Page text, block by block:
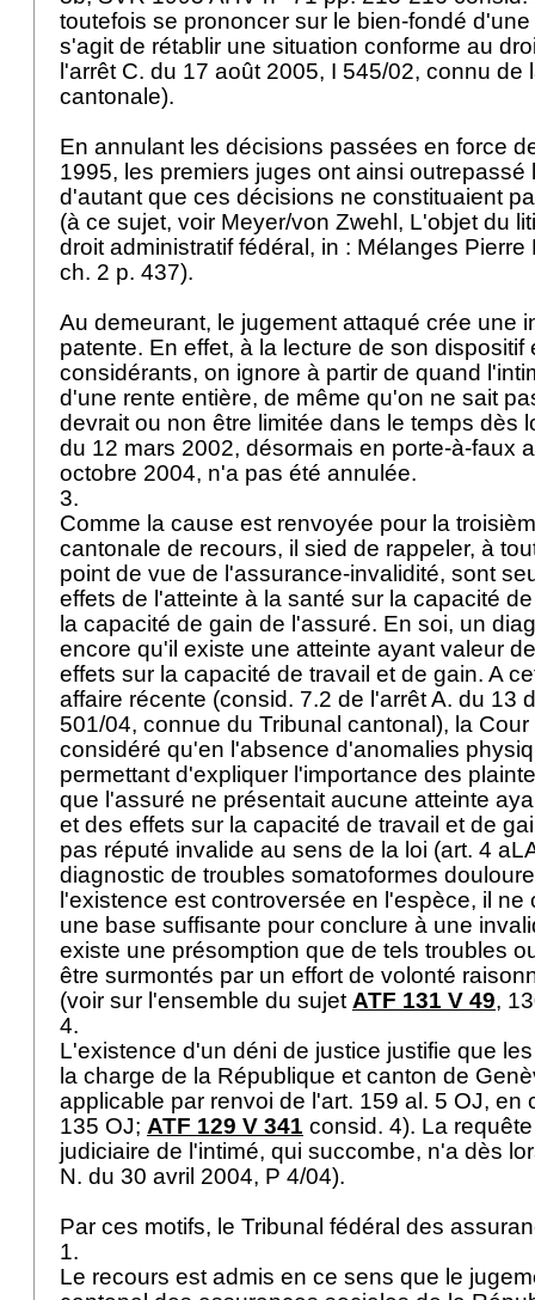
toutefois se prononcer sur le bien-fondé
s'agit de rétablir une situation conforme au
l'arrêt C. du 17 août 2005, I 545/02, connu de
cantonale).
En annulant les décisions passées en force
1995, les premiers juges ont ainsi
d'autant que ces décisions ne constituaient
(à ce sujet, voir Meyer/von Zwehl, L'objet du
droit administratif fédéral, in : Mélanges Pierre
ch. 2 p. 437).
Au demeurant, le jugement attaqué crée une
patente. En effet, à la lecture de son dispositif
considérants, on ignore à partir de quand
d'une rente entière, de même qu'on ne sait
devrait ou non être limitée dans le temps dès
du 12 mars 2002, désormais en porte-à-faux
octobre 2004, n'a pas été annulée.
3.
Comme la cause est renvoyée pour la
cantonale de recours, il sied de rappeler, à
point de vue de l'assurance-invalidité, sont
effets de l'atteinte à la santé sur la capacité
la capacité de gain de l'assuré. En soi, un
encore qu'il existe une atteinte ayant valeur
effets sur la capacité de travail et de gain. A
affaire récente (consid. 7.2 de l'arrêt A. du 13
501/04, connue du Tribunal cantonal), la
considéré qu'en l'absence d'anomalies
permettant d'expliquer l'importance des
que l'assuré ne présentait aucune atteinte
et des effets sur la capacité de travail et de
pas réputé invalide au sens de la loi (art. 4
diagnostic de troubles somatoformes
l'existence est controversée en l'espèce, il
une base suffisante pour conclure à une
existe une présomption que de tels troubles
être surmontés par un effort de volonté
(voir sur l'ensemble du sujet ATF 131 V 49,
4.
L'existence d'un déni de justice justifie que
la charge de la République et canton de
applicable par renvoi de l'art. 159 al. 5 OJ, en
135 OJ; ATF 129 V 341 consid. 4). La
judiciaire de l'intimé, qui succombe, n'a dès
N. du 30 avril 2004, P 4/04).
Par ces motifs, le Tribunal fédéral des
1.
Le recours est admis en ce sens que le